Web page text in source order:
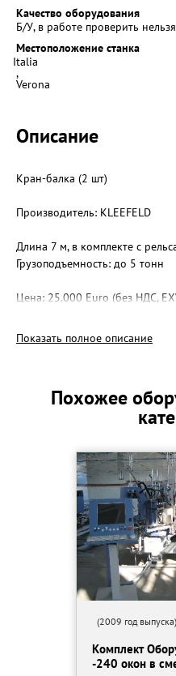
Качество оборудования
Б/У, в работе проверить нельзя
Местоположение станка
Italia
,
Verona
Описание
Кран-балка (2 шт)
Производитель: KLEEFELD
Длина 7 м, в комплекте с
Грузоподъемность: до 5 тонн
Цена: 25.000 Euro (без НДС,
Показать полное описание
Похожее
(2009 год выпуска)
Комплект
-240 окон в